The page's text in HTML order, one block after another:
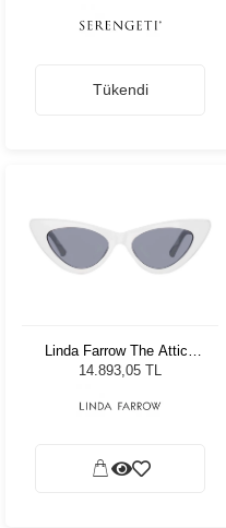
Tükendi
Linda Farrow The Attico
Dora White/Silver - Grey
Lens Kadın Güneş Gözlüğü
14.893,05 TL